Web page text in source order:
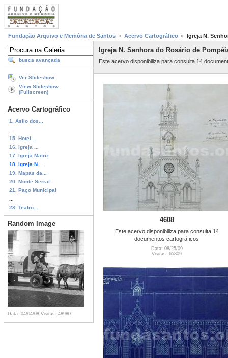
Fundação Arquivo e Memória de Santos Acervo Cartográfico Igreja N.
busca avançada
Ver Slideshow
View Slideshow
(Fullscreen)
Acervo Cartográfico
1. Asilo dos...
15. Hotel...
16. Igreja ...
17. Igreja Matriz
18. Igreja N....
19. Mapas da...
20. Monte Serrat
21. Paço Municipal
28. Teatro...
Random Image
Data: 04/04/08 Visitas: 48980
Igreja N. Senhora do Rosário de
Este acervo disponibiliza para consulta 14
4608
Este acervo disponibiliza para consulta 14
documentos cartográficos
Data: 08/25/09
Visitas: 65809